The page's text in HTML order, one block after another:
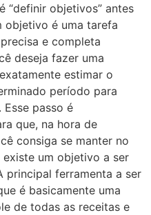
“definir objetivos” antes
objetivo é uma tarefa
e completa
deseja fazer uma
estimar o
período para
passo é
que, na hora de
consiga se manter no
um objetivo a ser
ferramenta a ser
é basicamente uma
de todas as receitas e